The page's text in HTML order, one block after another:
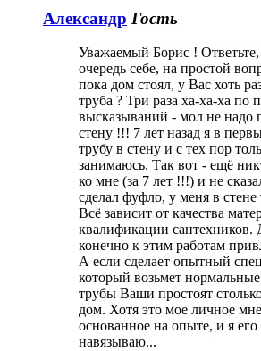
Александр Гость
Уважаемый Борис !
очередь себе, на простой
пока дом стоял, у Вас хоть
труба ? Три раза ха-ха-ха по
высказываний - мол не надо
стену !!! 7 лет назад я в
трубу в стену и с тех пор
занимаюсь. Так вот - ещё
ко мне (за 7 лет !!!) и не
сделал фуфло, у меня в стене
Всё зависит от качества
квалификации сантехников.
конечно к этим работам
А если сделает опытный
который возьмет
трубы Ваши простоят
дом. Хотя это мое личное
основанное на опыте, и я
навязываю...